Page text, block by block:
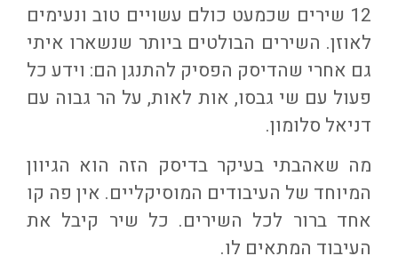
12 שירים שכמעט כולם עשויים טוב ונעימים
לאוזן. השירים הבולטים ביותר שנשארו איתי
גם אחרי שהדיסק הפסיק להתנגן הם: וידע כל
פעול עם שי גבסו, אות לאות, על הר גבוה עם
דניאל סלומון.
מה שאהבתי בעיקר בדיסק הזה הוא הגיוון
המיוחד של העיבודים המוסיקליים. אין פה קו
אחד ברור לכל השירים. כל שיר קיבל את
העיבוד המתאים לו.